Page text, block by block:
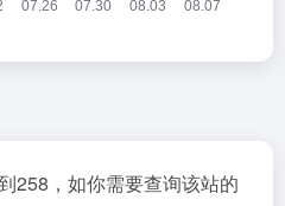
258，如你需要查询该站的